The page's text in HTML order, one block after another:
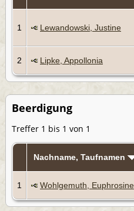
1 Lewandowski, Justine
2 Lipke, Appollonia
Beerdigung
Treffer 1 bis 1 von 1
Nachname, Taufnamen
1 Wohlgemuth, Euphrosine